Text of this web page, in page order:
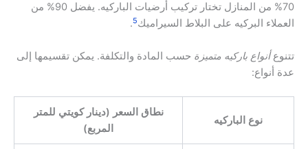
70% من المنازل تختار تركيب أرضيات الباركيه. يفضل 90% من
العملاء البركيه على البلاط السيراميك5
.
تتنوعأنواع باركيه متميزة حسب المادة والتكلفة. يمكن تقسيمها إلى
عدة أنواع:
نوع الباركيه
نطاق السعر (دينار كويتي للمتر
المربع)